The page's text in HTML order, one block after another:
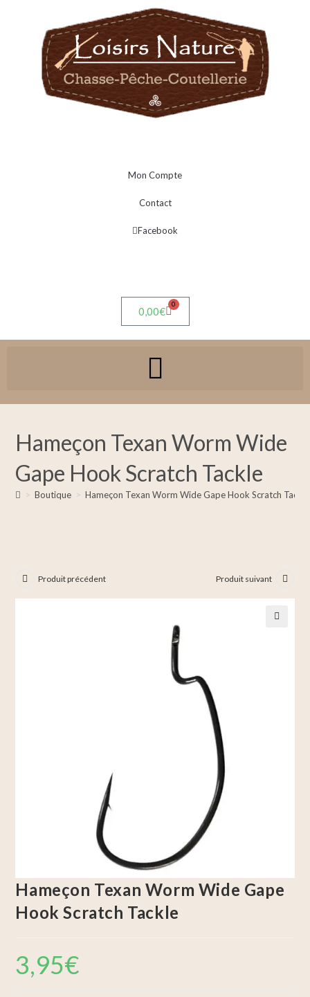
Mon Compte
Contact
Facebook
0,00€
0
Hameçon Texan Worm Wide
Gape Hook Scratch Tackle
> Boutique > Hameçon Texan Worm Wide Gape Hook Scratch Tackle
Produit précédent Produit suivant
Hameçon Texan Worm Wide Gape
Hook Scratch Tackle
3,95€